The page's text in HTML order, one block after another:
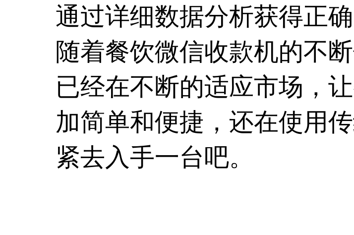
通过详细数据分析获得正确
随着餐饮微信收款机的不
已经在不断的适应市场，
加简单和便捷，还在使用
紧去入手一台吧。